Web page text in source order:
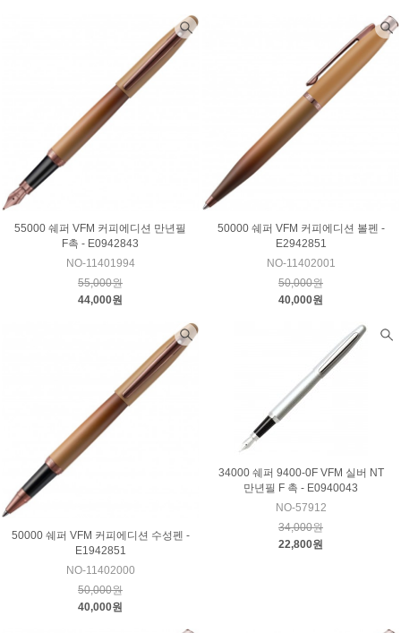
55000 쉐퍼 VFM 커피에디션 만년필
F촉 - E0942843
NO-11401994
55,000원
44,000원
50000 쉐퍼 VFM 커피에디션 볼펜 -
E2942851
NO-11402001
50,000원
40,000원
50000 쉐퍼 VFM 커피에디션 수성펜 -
E1942851
NO-11402000
50,000원
40,000원
34000 쉐퍼 9400-0F VFM 실버 NT
만년필 F 촉 - E0940043
NO-57912
34,000원
22,800원